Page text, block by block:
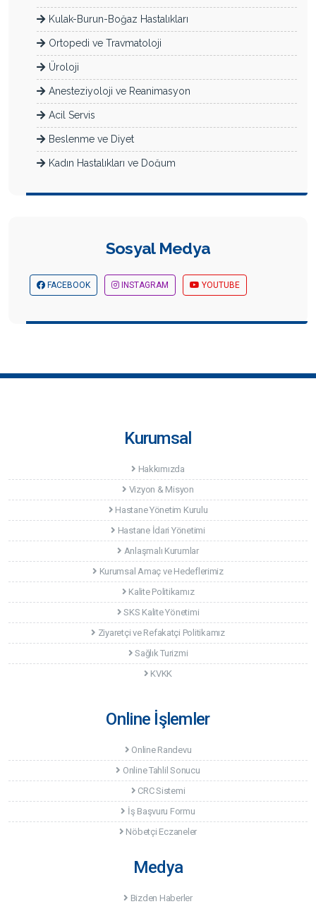
Kulak-Burun-Boğaz Hastalıkları
Ortopedi ve Travmatoloji
Üroloji
Anesteziyoloji ve Reanimasyon
Acil Servis
Beslenme ve Diyet
Kadın Hastalıkları ve Doğum
Check-Up
Sosyal Medya
FACEBOOK INSTAGRAM YOUTUBE
Kurumsal
Hakkımızda
Vizyon & Misyon
Hastane Yönetim Kurulu
Hastane İdari Yönetimi
Anlaşmalı Kurumlar
Kurumsal Amaç ve Hedeflerimiz
Kalite Politikamız
SKS Kalite Yönetimi
Ziyaretçi ve Refakatçi Politikamız
Sağlık Turizmi
KVKK
Online İşlemler
Online Randevu
Online Tahlil Sonucu
CRC Sistemi
İş Başvuru Formu
Nöbetçi Eczaneler
Medya
Bizden Haberler